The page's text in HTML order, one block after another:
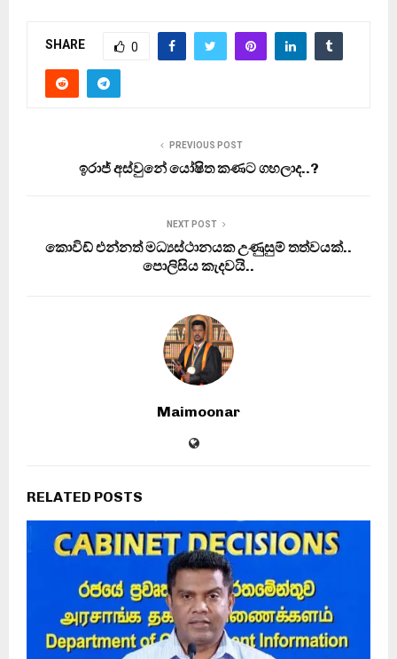
SHARE 0
PREVIOUS POST
ඉරාජ් අස්වුනේ යෝෂිත කණට ගහලාද..?
NEXT POST
කොවිඩ් එන්නත් මධ්‍යස්ථානයක උණුසුම් තත්වයක්..
පොලිසිය කැදවයි..
Maimoonar
RELATED POSTS